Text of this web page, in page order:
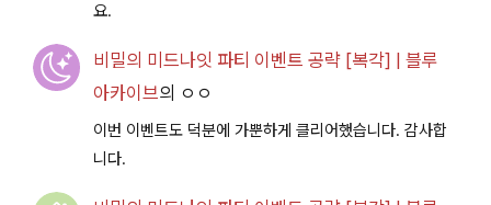
요.
비밀의 미드나잇 파티 이벤트 공략 [복각] | 블루
아카이브의 ㅇㅇ
이번 이벤트도 덕분에 가뿐하게 클리어했습니다. 감사합
니다.